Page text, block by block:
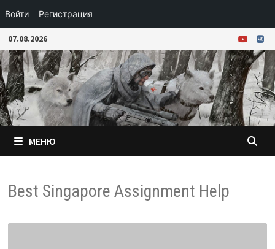
Войти Регистрация
Перейти
к
содержимому
07.08.2026
МЕНЮ
Best Singapore Assignment Help